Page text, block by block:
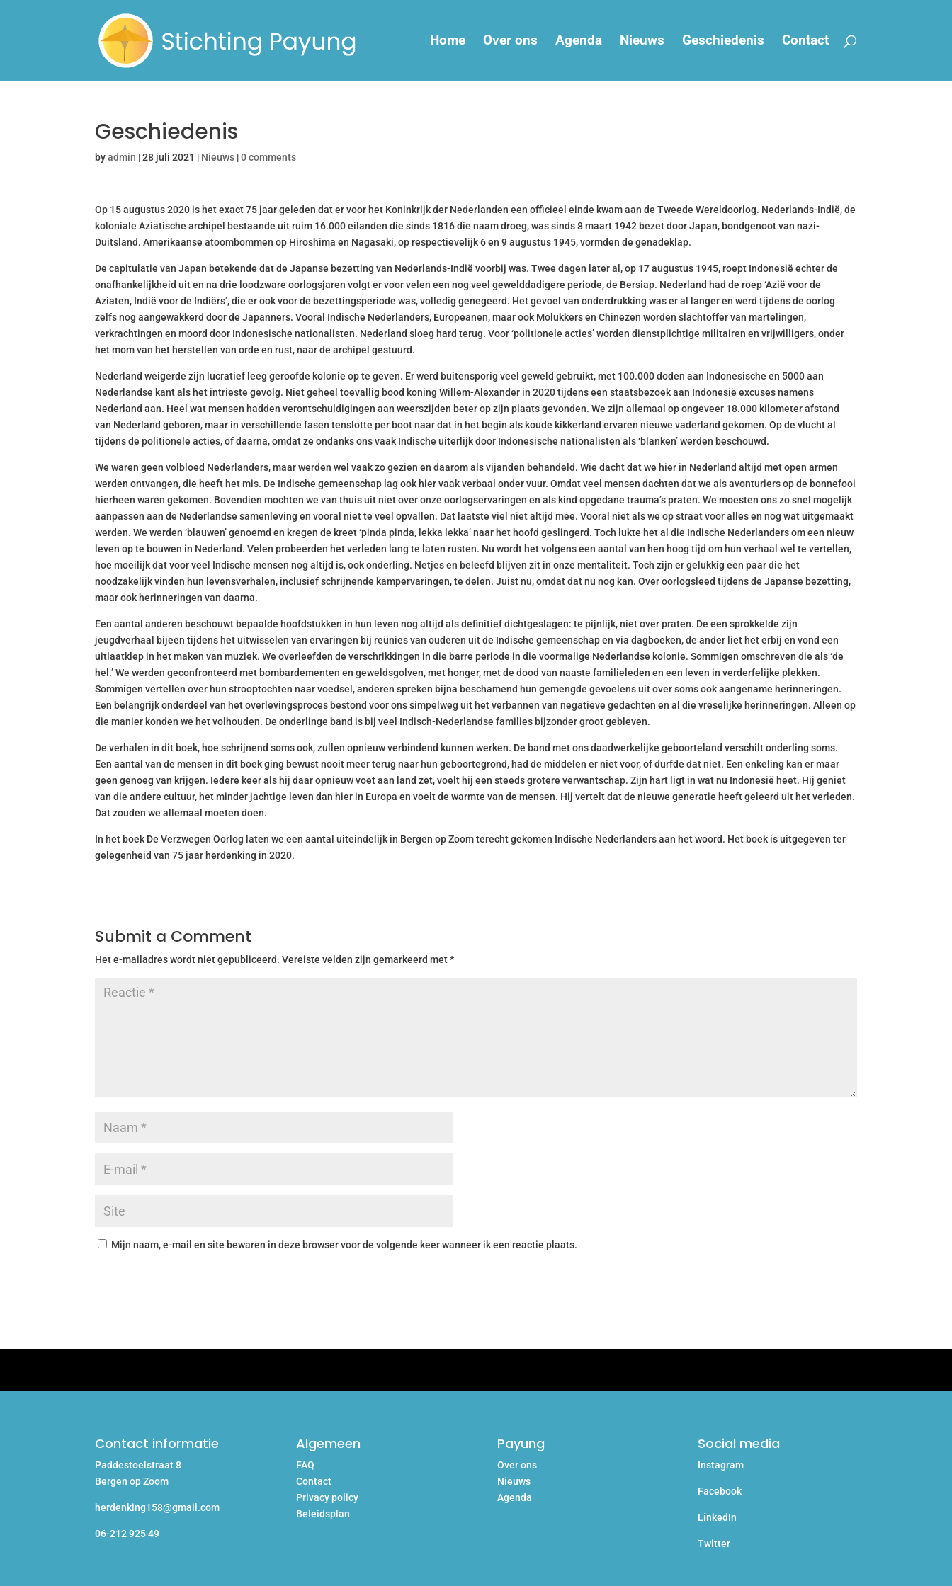
Home Over ons Agenda Nieuws Geschiedenis Contact
Geschiedenis
byadmin |28 juli 2021 | Nieuws |0 comments
Op 15 augustus 2020 is het exact 75 jaar geleden dat er voor het Koninkrijk der Nederlanden een officieel einde kwam aan de Tweede Wereldoorlog. Nederlands-Indië, de
koloniale Aziatische archipel bestaande uit ruim 16.000 eilanden die sinds 1816 die naam droeg, was sinds 8 maart 1942 bezet door Japan, bondgenoot van nazi-
Duitsland. Amerikaanse atoombommen op Hiroshima en Nagasaki, op respectievelijk 6 en 9 augustus 1945, vormden de genadeklap.
De capitulatie van Japan betekende dat de Japanse bezetting van Nederlands-Indië voorbij was. Twee dagen later al, op 17 augustus 1945, roept Indonesië echter de
onafhankelijkheid uit en na drie loodzware oorlogsjaren volgt er voor velen een nog veel gewelddadigere periode, de Bersiap. Nederland had de roep ‘Azië voor de
Aziaten, Indië voor de Indiërs’, die er ook voor de bezettingsperiode was, volledig genegeerd. Het gevoel van onderdrukking was er al langer en werd tijdens de oorlog
zelfs nog aangewakkerd door de Japanners. Vooral Indische Nederlanders, Europeanen, maar ook Molukkers en Chinezen worden slachtoffer van martelingen,
verkrachtingen en moord door Indonesische nationalisten. Nederland sloeg hard terug. Voor ‘politionele acties’ worden dienstplichtige militairen en vrijwilligers, onder
het mom van het herstellen van orde en rust, naar de archipel gestuurd.
Nederland weigerde zijn lucratief leeg geroofde kolonie op te geven. Er werd buitensporig veel geweld gebruikt, met 100.000 doden aan Indonesische en 5000 aan
Nederlandse kant als het intrieste gevolg. Niet geheel toevallig bood koning Willem-Alexander in 2020 tijdens een staatsbezoek aan Indonesië excuses namens
Nederland aan. Heel wat mensen hadden verontschuldigingen aan weerszijden beter op zijn plaats gevonden. We zijn allemaal op ongeveer 18.000 kilometer afstand
van Nederland geboren, maar in verschillende fasen tenslotte per boot naar dat in het begin als koude kikkerland ervaren nieuwe vaderland gekomen. Op de vlucht al
tijdens de politionele acties, of daarna, omdat ze ondanks ons vaak Indische uiterlijk door Indonesische nationalisten als ‘blanken’ werden beschouwd.
We waren geen volbloed Nederlanders, maar werden wel vaak zo gezien en daarom als vijanden behandeld. Wie dacht dat we hier in Nederland altijd met open armen
werden ontvangen, die heeft het mis. De Indische gemeenschap lag ook hier vaak verbaal onder vuur. Omdat veel mensen dachten dat we als avonturiers op de bonnefooi
hierheen waren gekomen. Bovendien mochten we van thuis uit niet over onze oorlogservaringen en als kind opgedane trauma’s praten. We moesten ons zo snel mogelijk
aanpassen aan de Nederlandse samenleving en vooral niet te veel opvallen. Dat laatste viel niet altijd mee. Vooral niet als we op straat voor alles en nog wat uitgemaakt
werden. We werden ‘blauwen’ genoemd en kregen de kreet ‘pinda pinda, lekka lekka’ naar het hoofd geslingerd. Toch lukte het al die Indische Nederlanders om een nieuw
leven op te bouwen in Nederland. Velen probeerden het verleden lang te laten rusten. Nu wordt het volgens een aantal van hen hoog tijd om hun verhaal wel te vertellen,
hoe moeilijk dat voor veel Indische mensen nog altijd is, ook onderling. Netjes en beleefd blijven zit in onze mentaliteit. Toch zijn er gelukkig een paar die het
noodzakelijk vinden hun levensverhalen, inclusief schrijnende kampervaringen, te delen. Juist nu, omdat dat nu nog kan. Over oorlogsleed tijdens de Japanse bezetting,
maar ook herinneringen van daarna.
Een aantal anderen beschouwt bepaalde hoofdstukken in hun leven nog altijd als definitief dichtgeslagen: te pijnlijk, niet over praten. De een sprokkelde zijn
jeugdverhaal bijeen tijdens het uitwisselen van ervaringen bij reünies van ouderen uit de Indische gemeenschap en via dagboeken, de ander liet het erbij en vond een
uitlaatklep in het maken van muziek. We overleefden de verschrikkingen in die barre periode in die voormalige Nederlandse kolonie. Sommigen omschreven die als ‘de
hel.’ We werden geconfronteerd met bombardementen en geweldsgolven, met honger, met de dood van naaste familieleden en een leven in verderfelijke plekken.
Sommigen vertellen over hun strooptochten naar voedsel, anderen spreken bijna beschamend hun gemengde gevoelens uit over soms ook aangename herinneringen.
Een belangrijk onderdeel van het overlevingsproces bestond voor ons simpelweg uit het verbannen van negatieve gedachten en al die vreselijke herinneringen. Alleen op
die manier konden we het volhouden. De onderlinge band is bij veel Indisch-Nederlandse families bijzonder groot gebleven.
De verhalen in dit boek, hoe schrijnend soms ook, zullen opnieuw verbindend kunnen werken. De band met ons daadwerkelijke geboorteland verschilt onderling soms.
Een aantal van de mensen in dit boek ging bewust nooit meer terug naar hun geboortegrond, had de middelen er niet voor, of durfde dat niet. Een enkeling kan er maar
geen genoeg van krijgen. Iedere keer als hij daar opnieuw voet aan land zet, voelt hij een steeds grotere verwantschap. Zijn hart ligt in wat nu Indonesië heet. Hij geniet
van die andere cultuur, het minder jachtige leven dan hier in Europa en voelt de warmte van de mensen. Hij vertelt dat de nieuwe generatie heeft geleerd uit het verleden.
Dat zouden we allemaal moeten doen.
In het boek De Verzwegen Oorlog laten we een aantal uiteindelijk in Bergen op Zoom terecht gekomen Indische Nederlanders aan het woord. Het boek is uitgegeven ter
gelegenheid van 75 jaar herdenking in 2020.
Submit a Comment
Het e-mailadres wordt niet gepubliceerd. Vereiste velden zijn gemarkeerd met*
Mijn naam, e-mail en site bewaren in deze browser voor de volgende keer wanneer ik een reactie plaats.
Contact informatie
Paddestoelstraat 8
Bergen op Zoom
herdenking158@gmail.com
06-212 925 49
Algemeen
FAQ
Contact
Privacy policy
Beleidsplan
Payung
Over ons
Nieuws
Agenda
Social media
Instagram
Facebook
LinkedIn
Twitter